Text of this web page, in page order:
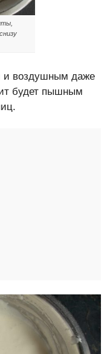
и воздушным даже
будет пышным